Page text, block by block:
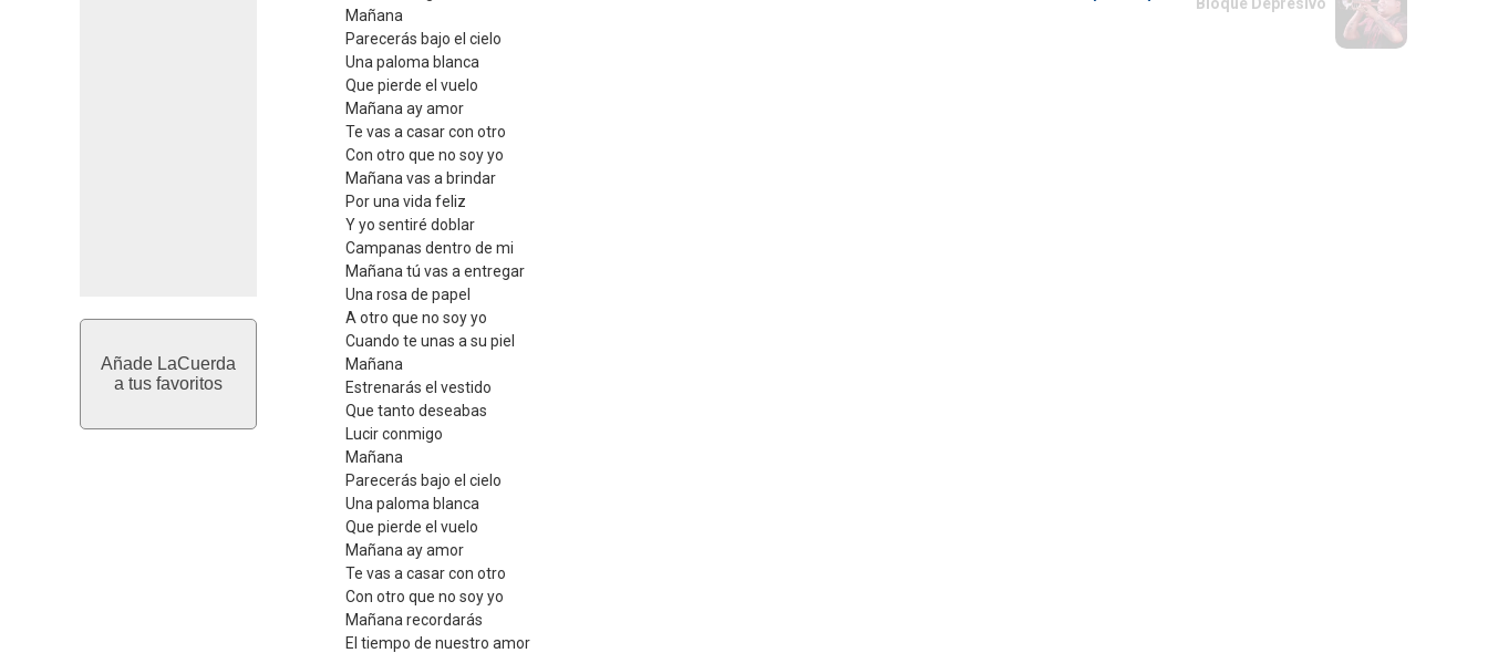
Añade LaCuerda
a tus favoritos
Mañana
Parecerás bajo el cielo
Una paloma blanca
Que pierde el vuelo
Mañana ay amor
Te vas a casar con otro
Con otro que no soy yo
Mañana vas a brindar
Por una vida feliz
Y yo sentiré doblar
Campanas dentro de mi
Mañana tú vas a entregar
Una rosa de papel
A otro que no soy yo
Cuando te unas a su piel
Mañana
Estrenarás el vestido
Que tanto deseabas
Lucir conmigo
Mañana
Parecerás bajo el cielo
Una paloma blanca
Que pierde el vuelo
Mañana ay amor
Te vas a casar con otro
Con otro que no soy yo
Mañana recordarás
El tiempo de nuestro amor